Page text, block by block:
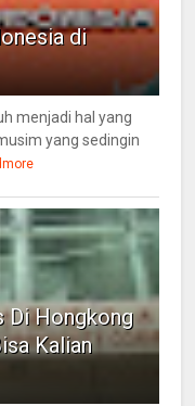
di
menjadi hal yang
yang sedingin
Di Hongkong
Kalian